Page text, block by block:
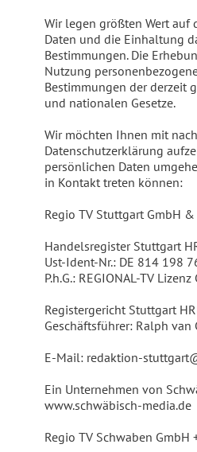
Wir legen größten Wert auf
Daten und die Einhaltung
Bestimmungen. Die
Nutzung
Bestimmungen der derzeit
und nationalen Gesetze.
Wir möchten Ihnen mit
Datenschutzerklärung
persönlichen Daten
in Kontakt treten können:
Regio TV Stuttgart GmbH &
Handelsregister Stuttgart
Ust-Ident-Nr.: DE 814 198
P.h.G.: REGIONAL-TV Lizenz
Registergericht Stuttgart
Geschäftsführer: Ralph van
E-Mail: redaktion-
Ein Unternehmen von
www.schwäbisch-media.de
Regio TV Schwaben GmbH